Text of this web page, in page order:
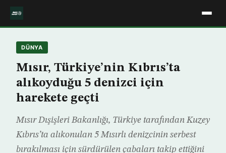
DÜNYA
Mısır, Türkiye’nin Kıbrıs’ta
alıkoyduğu 5 denizci için
harekete geçti
Mısır Dışişleri Bakanlığı, Türkiye tarafından Kuzey
Kıbrıs’ta alıkonulan 5 Mısırlı denizcinin serbest
bırakılması için sürdürülen çabaları takip ettiğini